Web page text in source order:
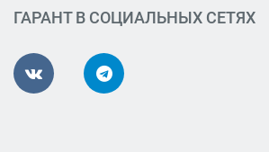
ГАРАНТ В СОЦИАЛЬНЫХ СЕТЯХ